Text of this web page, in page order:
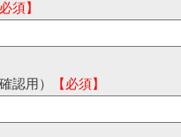
必須】
認用） 【必須】